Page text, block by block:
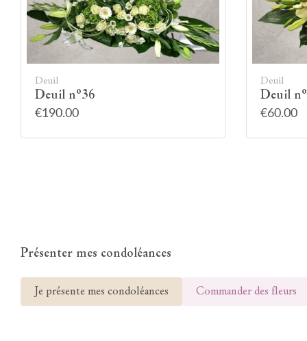
Deuil
Deuil n°36
€190.00
Deuil
Deuil
€60.00
Présenter mes condoléances
Je présente mes condoléances Commander des fleurs